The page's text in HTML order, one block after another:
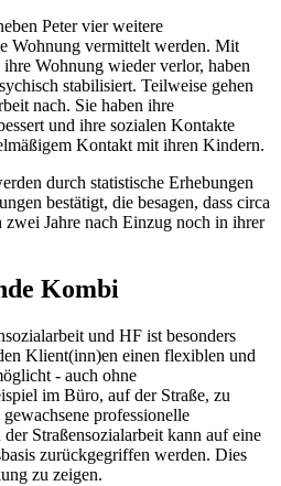
Peter vier weitere
Wohnung vermittelt werden. Mit
Wohnung wieder verlor, haben
stabilisiert. Teilweise gehen
nach. Sie haben ihre
und ihre sozialen Kontakte
Kontakt mit ihren Kindern.
durch statistische Erhebungen
bestätigt, die besagen, dass circa
Jahre nach Einzug noch in ihrer
Kombi
und HF ist besonders
Klient(inn)en einen flexiblen und
- auch ohne
im Büro, auf der Straße, zu
professionelle
Straßensozialarbeit kann auf eine
zurückgegriffen werden. Dies
zu zeigen.